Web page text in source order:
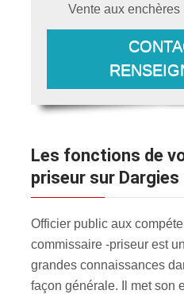
Vente aux enchères
Les fonctions de votre commissaire-
priseur sur Dargies
Officier public aux
commissaire -priseur est
grandes connaissances
façon générale. Il met son